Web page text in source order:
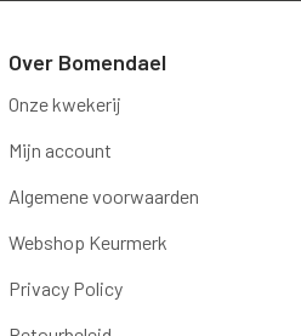
Over Bomendael
Onze kwekerij
Mijn account
Algemene voorwaarden
Webshop Keurmerk
Privacy Policy